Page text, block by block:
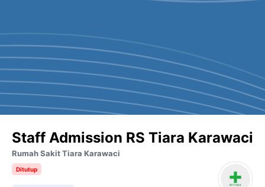
Staff Admission RS Tiara Karawaci
Rumah Sakit Tiara Karawaci
Ditutup